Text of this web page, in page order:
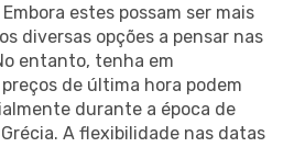
estes possam ser mais
diversas opções a pensar nas
entanto, tenha em
de última hora podem
durante a época de
A flexibilidade nas datas